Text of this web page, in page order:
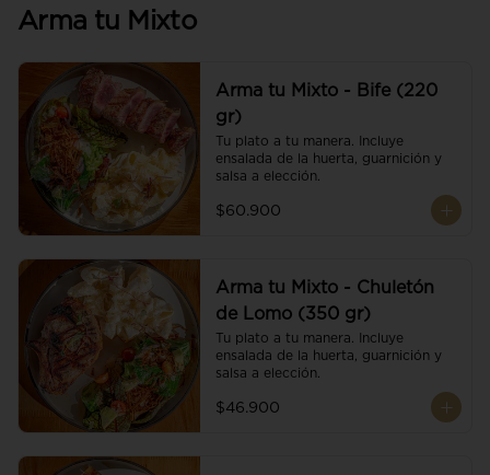
Arma tu Mixto
Arma tu Mixto - Bife (220
gr)
Tu plato a tu manera. Incluye
ensalada de la huerta, guarnición y
salsa a elección.
$60.900
Arma tu Mixto - Chuletón
de Lomo (350 gr)
Tu plato a tu manera. Incluye
ensalada de la huerta, guarnición y
salsa a elección.
$46.900